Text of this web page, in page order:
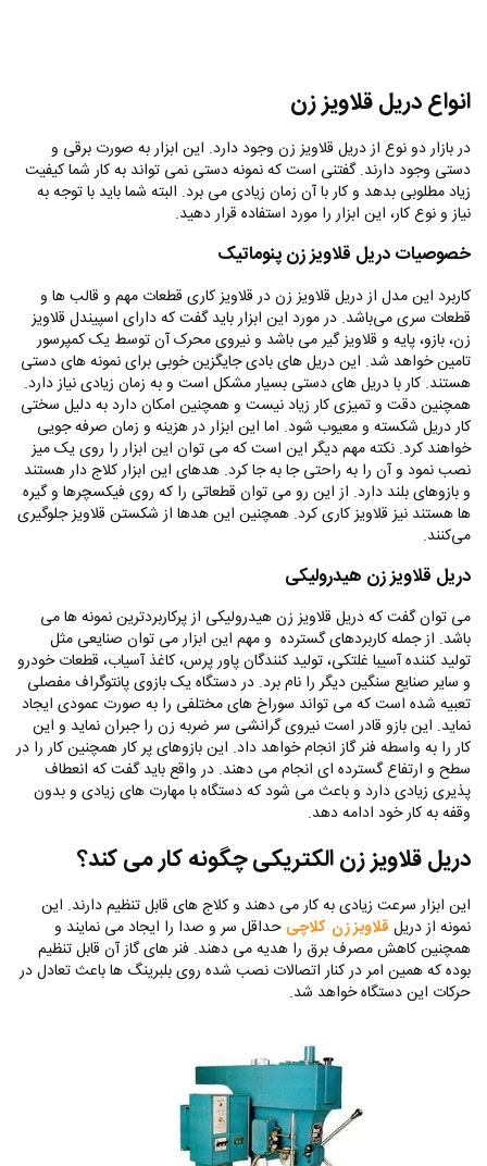
انواع دریل قلاویز زن
در بازار دو نوع از دریل قلاویز زن وجود دارد. این ابزار به صورت برقی و
دستی وجود دارند. گفتنی است که نمونه دستی نمی تواند به کار شما کیفیت
زیاد مطلوبی بدهد و کار با آن زمان زیادی می برد. البته شما باید با توجه به
نیاز و نوع کار، این ابزار را مورد استفاده قرار دهید.
خصوصیات دریل قلاویز زن پنوماتیک
کاربرد این مدل از دریل قلاویز زن در قلاویز کاری قطعات مهم و قالب ها و
قطعات سری می‌باشد. در مورد این ابزار باید گفت که دارای اسپیندل قلاویز
زن، بازو، پایه و قلاویز گیر می باشد و نیروی محرک آن توسط یک‌ کمپرسور
تامین خواهد شد. این دریل های بادی جایگزین خوبی برای نمونه های دستی
هستند. کار با دریل های دستی بسیار مشکل است و به زمان زیادی نیاز دارد.
همچنین دقت و تمیزی کار زیاد نیست و همچنین امکان دارد به دلیل سختی
کار دریل شکسته و معیوب شود. اما این ابزار در هزینه و زمان صرفه جویی
خواهند کرد. نکته مهم دیگر این است که می توان این ابزار را روی یک میز
نصب نمود و آن را به راحتی جا به جا کرد. هدهای این ابزار کلاج دار هستند
و بازوهای بلند دارد. از این رو‌ می توان قطعاتی را که روی فیکسچرها و گیره
ها هستند نیز قلاویز کاری کرد.‌ همچنین این هدها از شکستن قلاویز جلوگیری
می‌کنند.
دریل قلاویز زن هیدرولیکی
می توان گفت که دریل قلاویز زن هیدرولیکی از پرکاربردترین نمونه ها می
باشد. از جمله کاربردهای گسترده و مهم این ابزار می توان صنایعی مثل
تولید کننده آسیبا غلتکی، تولید کنندگان پاور پرس، کاغذ آسیاب، قطعات خودرو
و سایر صنایع سنگین دیگر را نام برد. در دستگاه یک بازوی پانتوگراف مفصلی
تعبیه شده است که می تواند سوراخ های مختلفی را به صورت عمودی ایجاد
نماید. این بازو قادر است نیروی گرانشی سر ضربه زن را جبران نماید و این
کار را به واسطه فنر گاز انجام خواهد داد. این بازوهای پر کار همچنین کار را در
سطح و ارتفاع گسترده ای انجام می دهند. در واقع باید گفت که انعطاف
پذیری زیادی دارد و باعث می شود که دستگاه با مهارت های زیادی و بدون
وقفه به کار خود ادامه دهد.
دریل قلاویز زن الکتریکی چگونه کار می کند؟
این ابزار سرعت زیادی به کار می دهند و کلاج های قابل تنظیم دارند‌. این
نمونه از دریل قلاویز زن کلاچی حداقل سر و صدا را ایجاد می نمایند و
همچنین کاهش مصرف برق را هدیه می دهند. فنر های گاز آن قابل تنظیم
بوده که همین امر در کنار اتصالات نصب شده روی بلبرینگ ها باعث تعادل در
حرکات این دستگاه خواهد شد.‌